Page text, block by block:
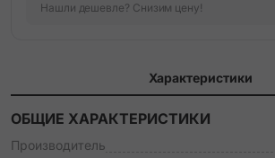
Нашли дешевле? Снизим цену!
Характеристики
ОБЩИЕ ХАРАКТЕРИСТИКИ
Производитель